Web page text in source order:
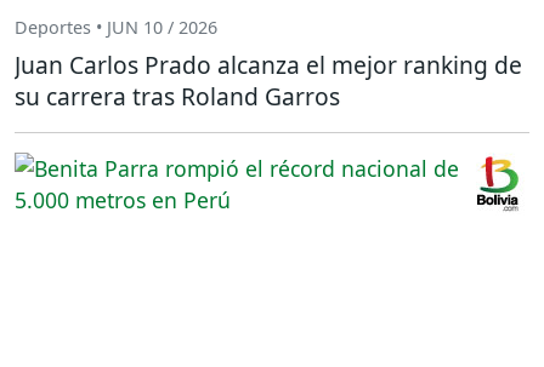
Deportes • JUN 10 / 2026
Juan Carlos Prado alcanza el mejor ranking de
su carrera tras Roland Garros